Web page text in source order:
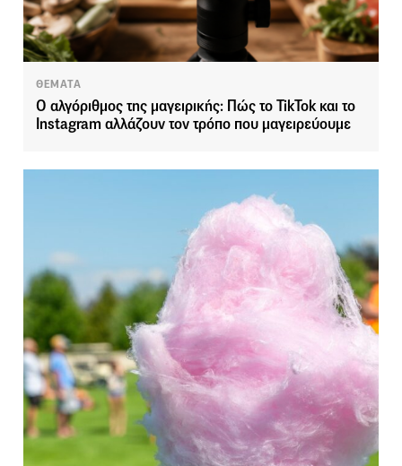
ΘΕΜΑΤΑ
Ο αλγόριθμος της μαγειρικής: Πώς το TikTok και το
Instagram αλλάζουν τον τρόπο που μαγειρεύουμε